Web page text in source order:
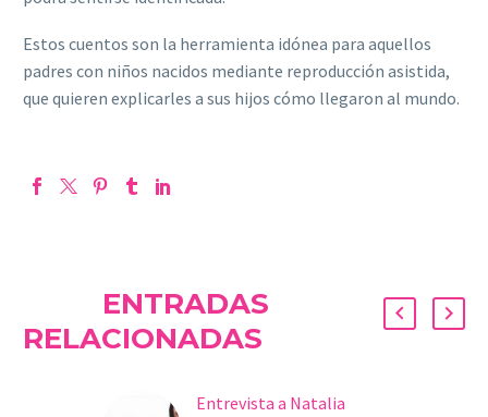
Estos cuentos son la herramienta idónea para aquellos
padres con niños nacidos mediante reproducción asistida,
que quieren explicarles a sus hijos cómo llegaron al mundo.
ENTRADAS
RELACIONADAS
Entrevista a Natalia